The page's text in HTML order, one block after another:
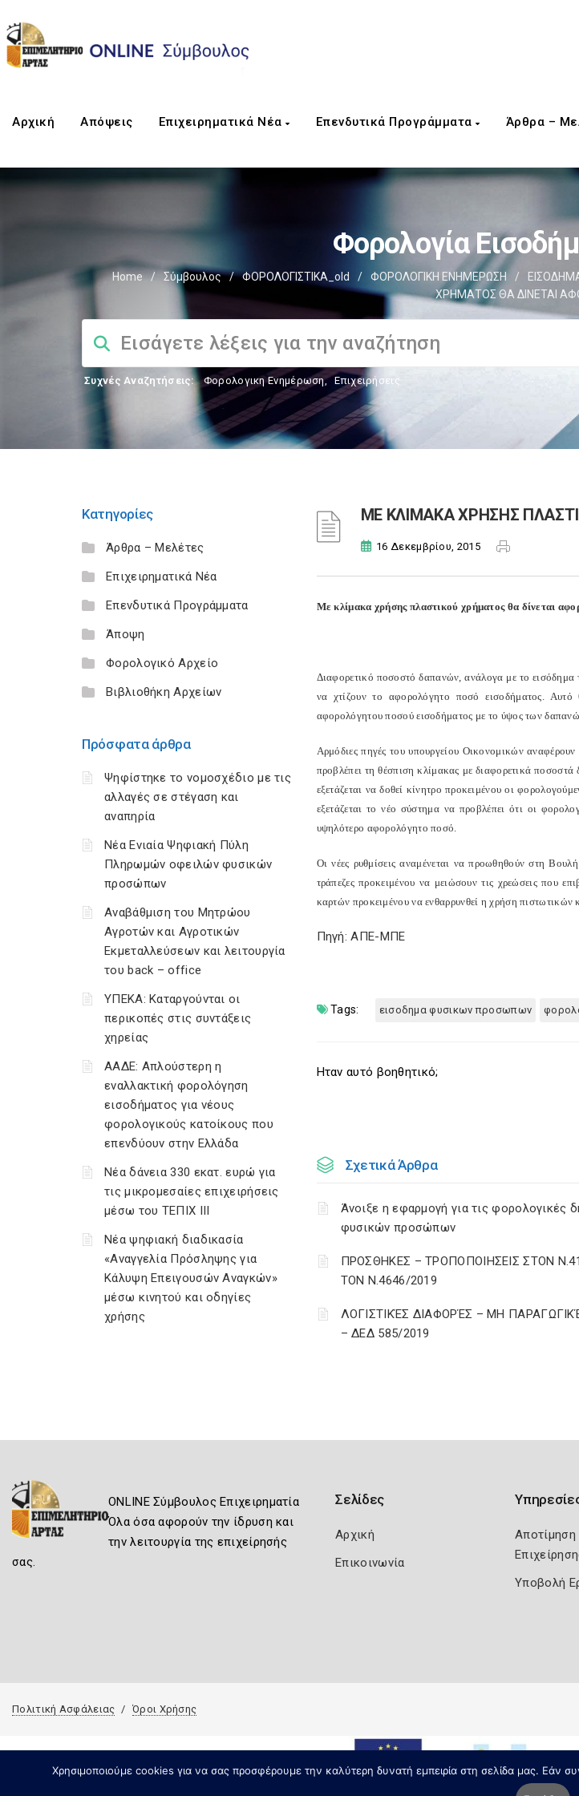
Αρχική Απόψεις Επιχειρηματικά Νέα Επενδυτικά Προγράμματα Άρθρα –
Φορολογία
Home / Σύμβουλος / ΦΟΡΟΛΟΓΙΣΤΙΚΑ_old / ΦΟΡΟΛΟΓΙΚΗ ΕΝΗΜΕΡΩΣΗ /
ΧΡΗΜΑΤΟΣ ΘΑ ΔΙΝΕΤΑΙ
Συχνές Αναζητήσεις: Φορολογικη Ενημέρωση, Επιχειρήσεις
Κατηγορίες
Άρθρα – Μελέτες
Επιχειρηματικά Νέα
Επενδυτικά Προγράμματα
Άποψη
Φορολογικό Αρχείο
Βιβλιοθήκη Αρχείων
Πρόσφατα άρθρα
Ψηφίστηκε το νομοσχέδιο με τις
αλλαγές σε στέγαση και
αναπηρία
Νέα Ενιαία Ψηφιακή Πύλη
Πληρωμών οφειλών φυσικών
προσώπων
Αναβάθμιση του Μητρώου
Αγροτών και Αγροτικών
Εκμεταλλεύσεων και λειτουργία
του back – office
ΥΠΕΚΑ: Καταργούνται οι
περικοπές στις συντάξεις
χηρείας
ΑΑΔΕ: Απλούστερη η
εναλλακτική φορολόγηση
εισοδήματος για νέους
φορολογικούς κατοίκους που
επενδύουν στην Ελλάδα
Νέα δάνεια 330 εκατ. ευρώ για
τις μικρομεσαίες επιχειρήσεις
μέσω του ΤΕΠΙΧ ΙΙΙ
Νέα ψηφιακή διαδικασία
«Αναγγελία Πρόσληψης για
Κάλυψη Επειγουσών Αναγκών»
μέσω κινητού και οδηγίες
χρήσης
ΜΕ ΚΛΙΜΑΚΑ ΧΡΗΣΗΣ
16 Δεκεμβρίου, 2015
Με κλίμακα χρήσης πλαστικού χρήματος θα δίνεται
Διαφορετικό ποσοστό δαπανών, ανάλογα με το εισόδημα
να χτίζουν το αφορολόγητο ποσό εισοδήματος.
αφορολόγητου ποσού εισοδήματος με το ύψος των
Αρμόδιες πηγές του υπουργείου Οικονομικών
προβλέπει τη θέσπιση κλίμακας με διαφορετικά
εξετάζεται να δοθεί κίνητρο προκειμένου οι
εξετάζεται το νέο σύστημα να προβλέπει ότι οι
υψηλότερο αφορολόγητο ποσό.
Οι νέες ρυθμίσεις αναμένεται να προωθηθούν στη
τράπεζες προκειμένου να μειώσουν τις χρεώσεις που
καρτών προκειμένου να ενθαρρυνθεί η χρήση
Πηγή: ΑΠΕ-ΜΠΕ
Tags: εισοδημα φυσικων προσωπων
Ηταν αυτό βοηθητικό;
Σχετικά Άρθρα
Άνοιξε η εφαρμογή για τις φορολογικές
φυσικών προσώπων
ΠΡΟΣΘΗΚΕΣ – ΤΡΟΠΟΠΟΙΗΣΕΙΣ ΣΤΟΝ
ΤΟΝ Ν.4646/2019
ΛΟΓΙΣΤΙΚΈΣ ΔΙΑΦΟΡΈΣ – ΜΗ
– ΔΕΔ 585/2019
ONLINE Σύμβουλος Επιχειρηματία
Όλα όσα αφορούν την ίδρυση και
την λειτουργία της επιχείρησής
σας.
Σελίδες
Αρχική
Επικοινωνία
Αποτίμηση
Υποβολή
Πολιτική Ασφάλειας Όροι Χρήσης
Χρησιμοποιούμε cookies για να σας προσφέρουμε την καλύτερη δυνατή εμπειρία στη σελίδα μας. Εάν